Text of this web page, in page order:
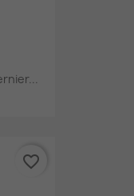
favorite_border